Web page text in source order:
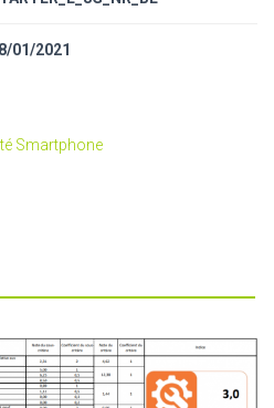
01/2021
Smartphone